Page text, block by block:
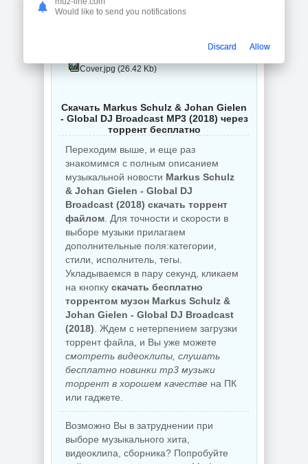
VA - Markus Schulz & Johan Gielen -
Global DJ Broadcast.mp3 (275.92 Mb)
Cover.jpg (26.42 Kb)
Скачать Markus Schulz & Johan Gielen
- Global DJ Broadcast MP3 (2018) через
торрент бесплатно
Переходим выше, и еще раз
знакомимся с полным описанием
музыкальной новости Markus Schulz
& Johan Gielen - Global DJ
Broadcast (2018) скачать торрент
файлом . Для точности и скорости в
выборе музыки прилагаем
дополнительные поля:категории,
стили, исполнитель, тегы.
Укладываемся в пару секунд, кликаем
на кнопку скачать бесплатно
торрентом музон Markus Schulz &
Johan Gielen - Global DJ Broadcast
(2018) . Ждем с нетерпением загрузки
торрент файла, и Вы уже можете
смотреть видеоклипы, слушать
бесплатно новинки mp3 музыки
торрент в хорошем качестве на ПК
или гаджете.
Возможно Вы в затруднении при
выборе музыкального хита,
видеоклипа, сборника? Попробуйте
Would like to send you notifications
Discard Allow